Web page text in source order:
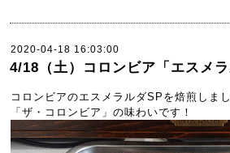
2020-04-18 16:03:00
4/18（土）コロンビア「エスメラ
コロンビアのエスメラルダSPを焙煎しま
「ザ・コロンビア」の味わいです！